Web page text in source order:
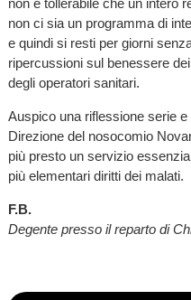
non ci sia un programma di
e quindi si resti per giorni
ripercussioni sul benessere
degli operatori sanitari.
Auspico una riflessione serie
Direzione del nosocomio
più presto un servizio
più elementari diritti dei malati.
F.B.
Degente presso il reparto di